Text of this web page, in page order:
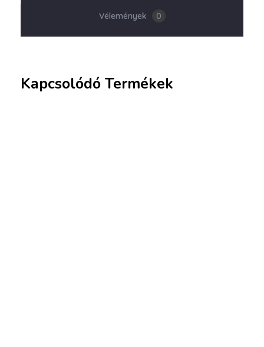
Vélemények 0
Kapcsolódó Termékek